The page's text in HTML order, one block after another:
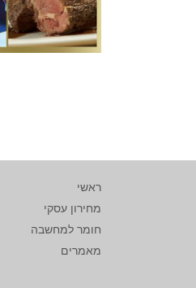
ראשי
מחירון עסקי
חומר למחשבה
מאמרים